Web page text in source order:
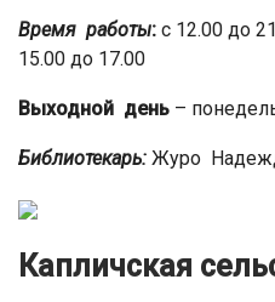
Время работы: с 12.00 до
15.00 до 17.00
Выходной день –
Библиотекарь: Журо
Капличская